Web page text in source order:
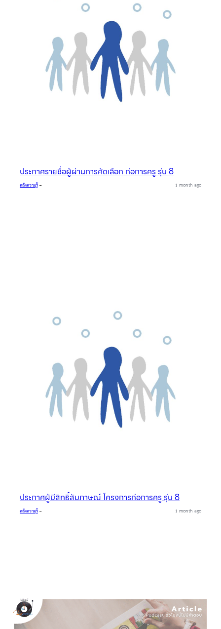
ประกาศรายชื่อผู้ผ่านการคัดเลือก ก่อการครู รุ่น 8
คลังความรู้– 1 month ago
ประกาศผู้มีสิทธิ์สัมภาษณ์ โครงการก่อการครู รุ่น 8
คลังความรู้– 1 month ago